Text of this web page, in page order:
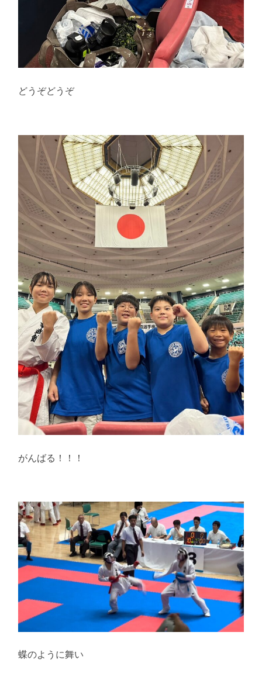
どうぞどうぞ
がんばる！！！
蝶のように舞い